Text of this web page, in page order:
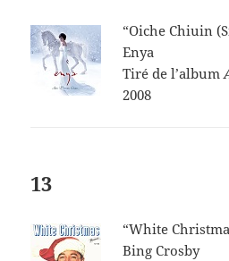
“Oiche Chiuin
Enya
Tiré de l’album
2008
13
“White
Bing Crosby